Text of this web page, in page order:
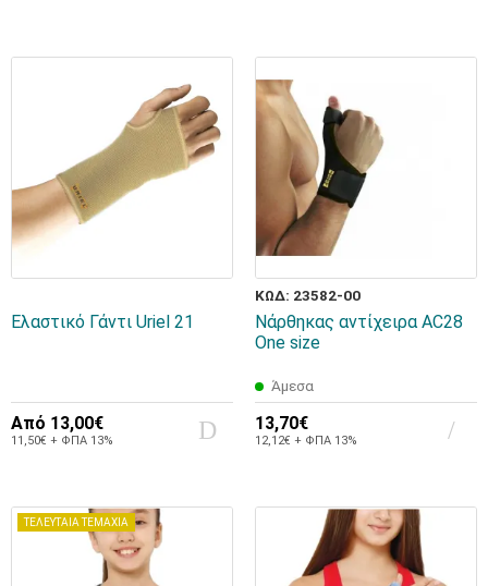
Ελαστικό Γάντι Uriel 21
Από 13,00€
11,50€ + ΦΠΑ 13%
ΚΩΔ: 23582-00
Νάρθηκας αντίχειρα AC28
One size
Άμεσα
13,70€
12,12€ + ΦΠΑ 13%
ΤΕΛΕΥΤΑΙΑ ΤΕΜΑΧΙΑ